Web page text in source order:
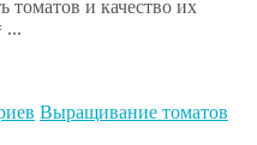
томатов и качество их
...
Выращивание томатов